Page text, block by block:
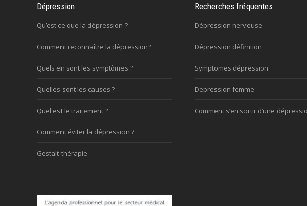
Dépression
Qu’est ce que la dépression ?
Comment reconnaître la dépression?
Quels en sont les symptômes ?
Quelles sont les causes ?
Quel est le traitement ?
Comment éviter la dépression ?
Gestalt-thérapie
Recherches fréquentes
Dépression nerveuse
Dépression définition
Symptomes dépression
Depression femme
Comment s’en sortir d’une